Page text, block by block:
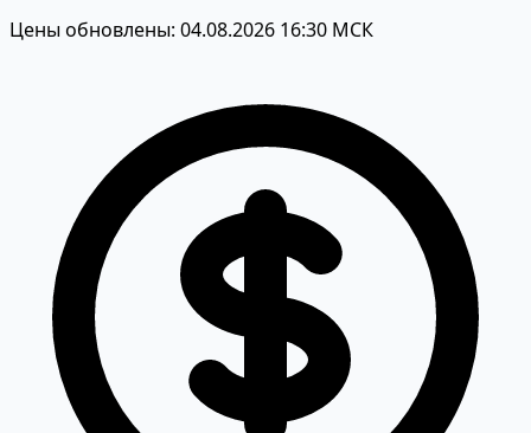
Цены обновлены: 04.08.2026 16:30 МСК